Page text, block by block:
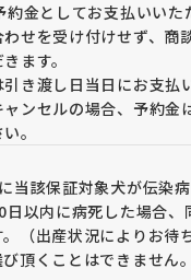
約金としてお支払いいた
せを受け付けせず、商
ます。
き渡し日当日にお支払
ンセルの場合、予約金
。
当該保証対象犬が伝染
以内に病死した場合、
（出産状況によりお待
頂くことはできません。